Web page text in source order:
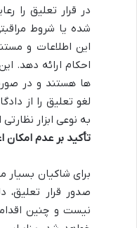
در قرار تعلیق را
شده یا شروط
این اطلاعات و
احکام ارائه دهد.
ها هستند و در
لغو تعلیق را از
به نوعی ابزار
تأکید بر عدم
برای شاکیان بسیار
صدور قرار تعلیق،
نیست و چنین